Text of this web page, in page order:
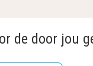
de door jou